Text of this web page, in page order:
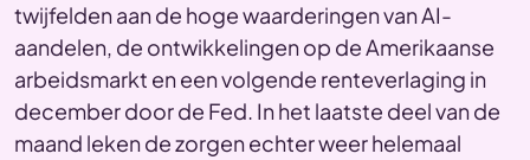
twijfelden aan de hoge waarderingen van AI-
aandelen, de ontwikkelingen op de Amerikaanse
arbeidsmarkt en een volgende renteverlaging in
december door de Fed. In het laatste deel van de
maand leken de zorgen echter weer helemaal